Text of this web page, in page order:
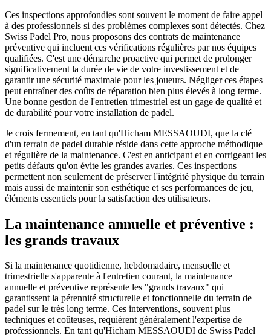
Ces inspections approfondies sont souvent le moment de faire appel
à des professionnels si des problèmes complexes sont détectés. Chez
Swiss Padel Pro, nous proposons des contrats de maintenance
préventive qui incluent ces vérifications régulières par nos équipes
qualifiées. C'est une démarche proactive qui permet de prolonger
significativement la durée de vie de votre investissement et de
garantir une sécurité maximale pour les joueurs. Négliger ces étapes
peut entraîner des coûts de réparation bien plus élevés à long terme.
Une bonne gestion de l'entretien trimestriel est un gage de qualité et
de durabilité pour votre installation de padel.
Je crois fermement, en tant qu'Hicham MESSAOUDI, que la clé
d'un terrain de padel durable réside dans cette approche méthodique
et régulière de la maintenance. C'est en anticipant et en corrigeant les
petits défauts qu'on évite les grandes avaries. Ces inspections
permettent non seulement de préserver l'intégrité physique du terrain
mais aussi de maintenir son esthétique et ses performances de jeu,
éléments essentiels pour la satisfaction des utilisateurs.
La maintenance annuelle et préventive :
les grands travaux
Si la maintenance quotidienne, hebdomadaire, mensuelle et
trimestrielle s'apparente à l'entretien courant, la maintenance
annuelle et préventive représente les "grands travaux" qui
garantissent la pérennité structurelle et fonctionnelle du terrain de
padel sur le très long terme. Ces interventions, souvent plus
techniques et coûteuses, requièrent généralement l'expertise de
professionnels. En tant qu'Hicham MESSAOUDI de Swiss Padel